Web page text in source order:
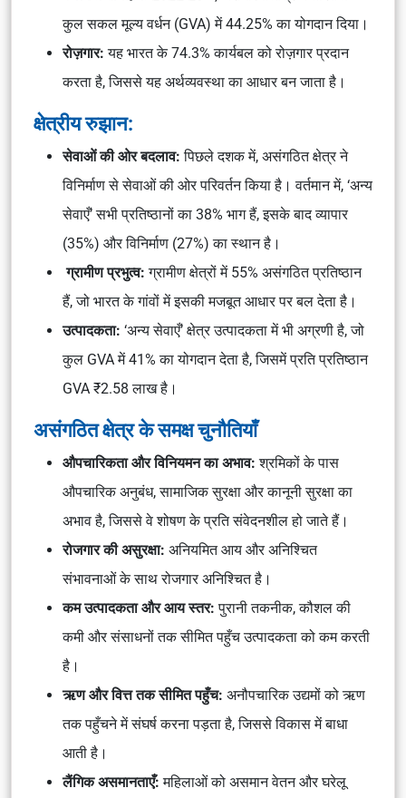
कुल सकल मूल्य वर्धन (GVA) में 44.25% का योगदान दिया।
रोज़गार:यह भारत के 74.3% कार्यबल को रोज़गार प्रदान
करता है, जिससे यह अर्थव्यवस्था का आधार बन जाता है।
क्षेत्रीय रुझान:
सेवाओं की ओर बदलाव:पिछले दशक में, असंगठित क्षेत्र ने
विनिर्माण से सेवाओं की ओर परिवर्तन किया है। वर्तमान में, ‘अन्य
सेवाएँ’ सभी प्रतिष्ठानों का 38% भाग हैं, इसके बाद व्यापार
(35%) और विनिर्माण (27%) का स्थान है।
ग्रामीण प्रभुत्व:ग्रामीण क्षेत्रों में 55% असंगठित प्रतिष्ठान
हैं, जो भारत के गांवों में इसकी मजबूत आधार पर बल देता है।
उत्पादकता: ‘अन्य सेवाएँ’ क्षेत्र उत्पादकता में भी अग्रणी है, जो
कुल GVA में 41% का योगदान देता है, जिसमें प्रति प्रतिष्ठान
GVA ₹2.58 लाख है।
असंगठित क्षेत्र के समक्ष चुनौतियाँ
औपचारिकता और विनियमन का अभाव:श्रमिकों के पास
औपचारिक अनुबंध, सामाजिक सुरक्षा और कानूनी सुरक्षा का
अभाव है, जिससे वे शोषण के प्रति संवेदनशील हो जाते हैं।
रोजगार की असुरक्षा: अनियमित आय और अनिश्चित
संभावनाओं के साथ रोजगार अनिश्चित है।
कम उत्पादकता और आय स्तर:पुरानी तकनीक, कौशल की
कमी और संसाधनों तक सीमित पहुँच उत्पादकता को कम करती
है।
ऋण और वित्त तक सीमित पहुँच: अनौपचारिक उद्यमों को ऋण
तक पहुँचने में संघर्ष करना पड़ता है, जिससे विकास में बाधा
आती है।
लैंगिक असमानताएँ:महिलाओं को असमान वेतन और घरेलू